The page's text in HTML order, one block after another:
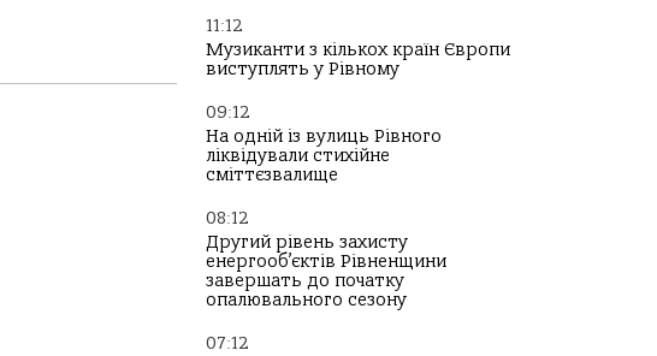
11:12
Музиканти з кількох країн Європи
виступлять у Рівному
09:12
На одній із вулиць Рівного
ліквідували стихійне
сміттєзвалище
08:12
Другий рівень захисту
енергооб’єктів Рівненщини
завершать до початку
опалювального сезону
07:12